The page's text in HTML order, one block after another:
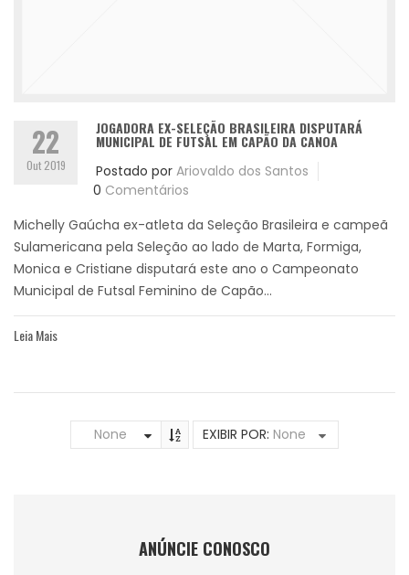
22
Out 2019
JOGADORA EX-SELEÇÃO BRASILEIRA DISPUTARÁ
MUNICIPAL DE FUTSAL EM CAPÃO DA CANOA
Postado por Ariovaldo dos Santos
0 Comentários
Michelly Gaúcha ex-atleta da Seleção Brasileira e campeã
Sulamericana pela Seleção ao lado de Marta, Formiga,
Monica e Cristiane disputará este ano o Campeonato
Municipal de Futsal Feminino de Capão...
Leia Mais
None EXIBIR POR: None
ANÚNCIE CONOSCO